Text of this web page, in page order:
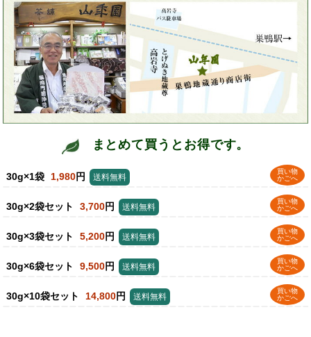
まとめて買うとお得です。
30g×1袋 1,980円
買い物
かごへ
送料無料
30g×2袋セット 3,700円
買い物
かごへ
送料無料
30g×3袋セット 5,200円
買い物
かごへ
送料無料
30g×6袋セット 9,500円
買い物
かごへ
送料無料
30g×10袋セット 14,800円
買い物
かごへ
送料無料